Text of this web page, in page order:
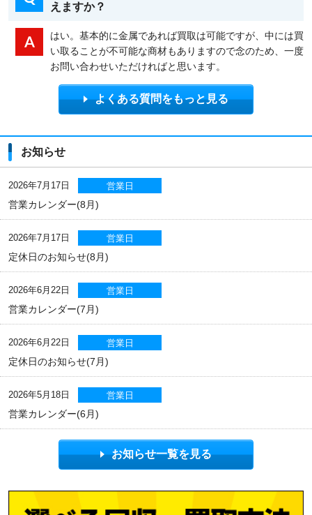
えますか？
はい。基本的に金属であれば買取は可能ですが、中には買
い取ることが不可能な商材もありますので念のため、一度
お問い合わせいただければと思います。
よくある質問をもっと見る
お知らせ
2026年7月17日 営業日
営業カレンダー(8月)
2026年7月17日 営業日
定休日のお知らせ(8月)
2026年6月22日 営業日
営業カレンダー(7月)
2026年6月22日 営業日
定休日のお知らせ(7月)
2026年5月18日 営業日
営業カレンダー(6月)
お知らせ一覧を見る